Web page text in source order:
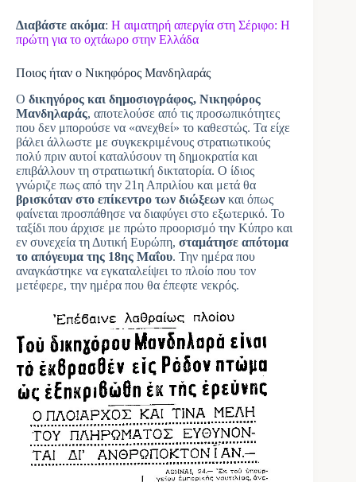
Διαβάστε ακόμα: Η αιματηρή απεργία στη Σέριφο: Η
πρώτη για το οχτάωρο στην Ελλάδα
Ποιος ήταν ο Νικηφόρος Μανδηλαράς
Ο δικηγόρος και δημοσιογράφος, Νικηφόρος
Μανδηλαράς, αποτελούσε από τις προσωπικότητες
που δεν μπορούσε να «ανεχθεί» το καθεστώς. Τα είχε
βάλει άλλωστε με συγκεκριμένους στρατιωτικούς
πολύ πριν αυτοί καταλύσουν τη δημοκρατία και
επιβάλλουν τη στρατιωτική δικτατορία. Ο ίδιος
γνώριζε πως από την 21η Απριλίου και μετά θα
βρισκόταν στο επίκεντρο των διώξεων και όπως
φαίνεται προσπάθησε να διαφύγει στο εξωτερικό. Το
ταξίδι που άρχισε με πρώτο προορισμό την Κύπρο και
εν συνεχεία τη Δυτική Ευρώπη, σταμάτησε απότομα
το απόγευμα της 18ης Μαΐου. Την ημέρα που
αναγκάστηκε να εγκαταλείψει το πλοίο που τον
μετέφερε, την ημέρα που θα έπεφτε νεκρός.